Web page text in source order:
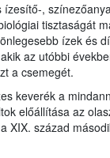
ízesítő-,
tisztaságát
ízek és
az utóbbi
a csemegét.
keverék a
előállítása az
XIX. század